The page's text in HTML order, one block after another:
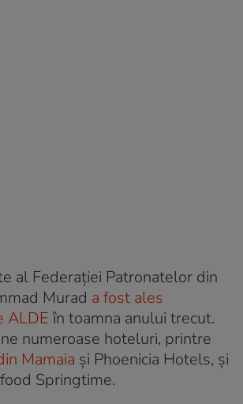
al Federației Patronatelor din
Murad a fost ales
ALDEîn toamna anului trecut.
numeroase hoteluri, printre
Mamaia și Phoenicia Hotels, și
Springtime.